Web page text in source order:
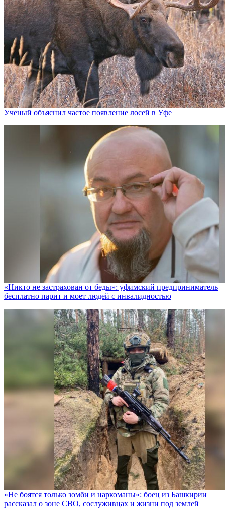
Ученый объяснил частое появление лосей в Уфе
«Никто не заcтрахован от беды»: уфимский предприниматель
бесплатно парит и моет людей с инвалидностью
«Не боятся только зомби и наркоманы»: боец из Башкирии
рассказал о зоне СВО, сослуживцах и жизни под землей